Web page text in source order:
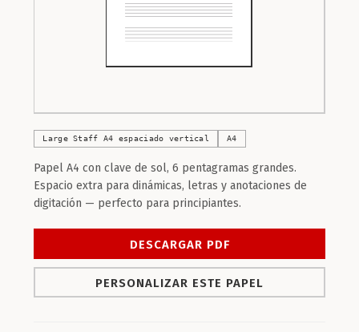
Large Staff A4 espaciado vertical A4
Papel A4 con clave de sol, 6 pentagramas grandes.
Espacio extra para dinámicas, letras y anotaciones de
digitación — perfecto para principiantes.
DESCARGAR PDF
PERSONALIZAR ESTE PAPEL